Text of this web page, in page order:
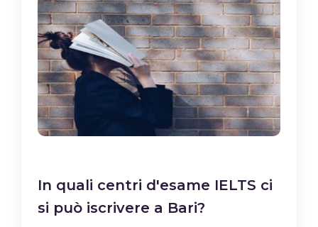
In quali centri d'esame IELTS ci
si può iscrivere a Bari?